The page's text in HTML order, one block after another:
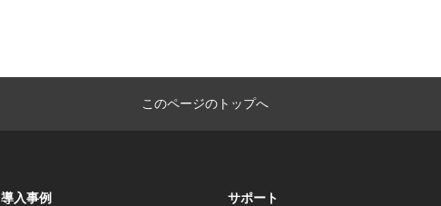
このページのトップへ
導入事例 サポート